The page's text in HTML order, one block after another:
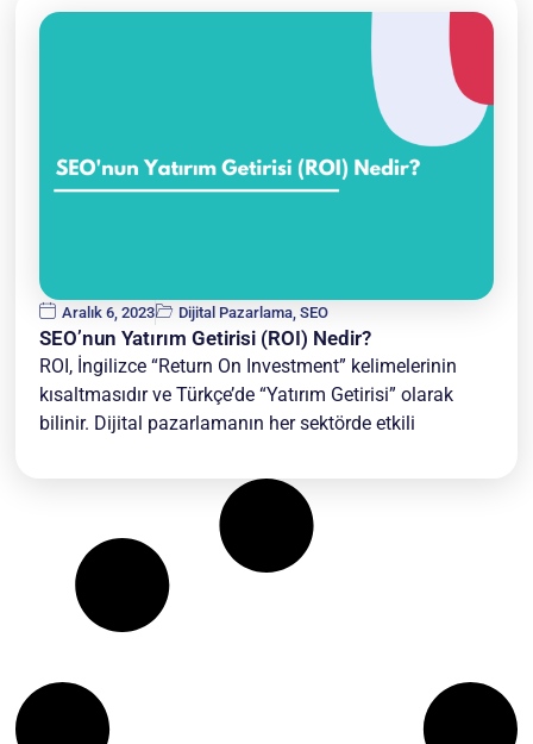
Aralık 6, 2023 Dijital Pazarlama ,SEO
SEO’nun Yatırım Getirisi (ROI) Nedir?
ROI, İngilizce “Return On Investment” kelimelerinin
kısaltmasıdır ve Türkçe’de “Yatırım Getirisi” olarak
bilinir. Dijital pazarlamanın her sektörde etkili